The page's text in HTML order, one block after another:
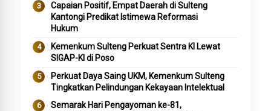
Capaian Positif, Empat Daerah di Sulteng
Kantongi Predikat Istimewa Reformasi
Hukum
Kemenkum Sulteng Perkuat Sentra KI Lewat
SIGAP-KI di Poso
Perkuat Daya Saing UKM, Kemenkum Sulteng
Tingkatkan Pelindungan Kekayaan Intelektual
Semarak Hari Pengayoman ke-81,